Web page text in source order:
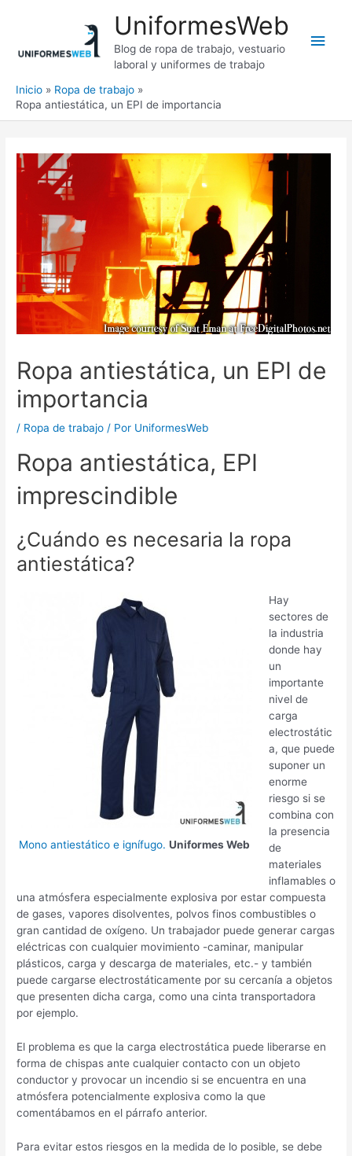
UniformesWeb
Blog de ropa de trabajo, vestuario
laboral y uniformes de trabajo
Inicio
Ropa de trabajo
Ropa antiestática, un EPI de importancia
Ropa antiestática, un EPI de
importancia
/ Ropa de trabajo / Por UniformesWeb
Ropa antiestática, EPI
imprescindible
¿Cuándo es necesaria la ropa
antiestática?
Mono antiestático e ignífugo. Uniformes Web
Hay
sectores de
la industria
donde hay
un
importante
nivel de
carga
electrostátic
a, que puede
suponer un
enorme
riesgo si se
combina con
la presencia
de
materiales
inflamables o
una atmósfera especialmente explosiva por estar compuesta
de gases, vapores disolventes, polvos finos combustibles o
gran cantidad de oxígeno. Un trabajador puede generar cargas
eléctricas con cualquier movimiento -caminar, manipular
plásticos, carga y descarga de materiales, etc.- y también
puede cargarse electrostáticamente por su cercanía a objetos
que presenten dicha carga, como una cinta transportadora
por ejemplo.
El problema es que la carga electrostática puede liberarse en
forma de chispas ante cualquier contacto con un objeto
conductor y provocar un incendio si se encuentra en una
atmósfera potencialmente explosiva como la que
comentábamos en el párrafo anterior.
Para evitar estos riesgos en la medida de lo posible, se debe